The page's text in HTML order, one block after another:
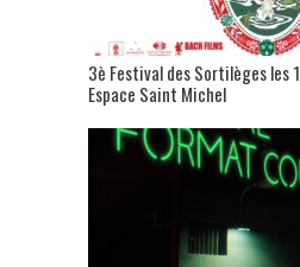
3è Festival des Sortilèges les
Espace Saint Michel